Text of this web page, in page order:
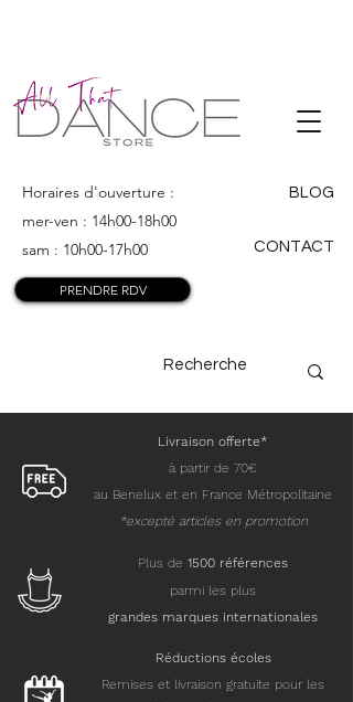
ALL THAT
DANCE
Horaires d'ouverture :
mer-ven : 14h00-18h00
sam : 10h00-17h00
BLOG
CONTACT
PRENDRE RDV
Livraison offerte*
à partir de 70€
au Benelux et en France Métropolitaine
*excepté articles en promotion
Plus de 1500 références
parmi les plus
grandes marques internationales
Réductions écoles
Remises et livraison gratuite pour les